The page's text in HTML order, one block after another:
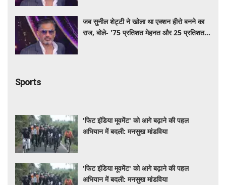
जब सुनील शेट्टी ने खोला था एक्शन हीरो बनने का
राज, बोले- '75 प्रतिशत मेहनत और 25 प्रतिशत
Sports
'फिट इंडिया मूवमेंट' को आगे बढ़ाने की पहल
अभियान में बदली: मनसुख मांडविया
'फिट इंडिया मूवमेंट' को आगे बढ़ाने की पहल
अभियान में बदली: मनसुख मांडविया